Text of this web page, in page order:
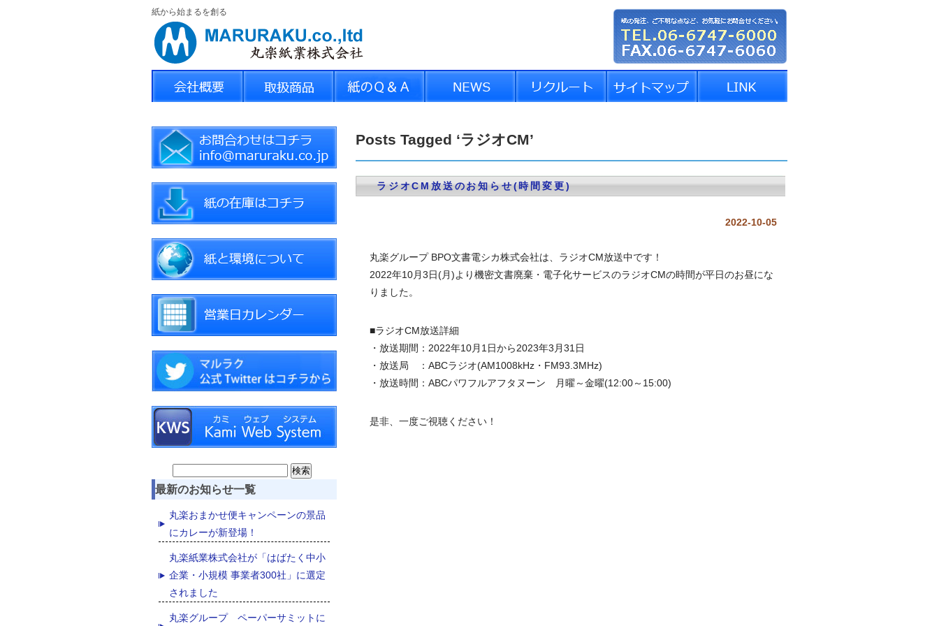
紙から始まるを創る
Posts Tagged ‘ラジオCM’
ラジオCM放送のお知らせ(時間変更)
2022-10-05
丸楽グループ BPO文書電シカ株式会社は、ラジオCM放送中です！
2022年10月3日(月)より機密文書廃棄・電子化サービスのラジオCMの時間が平日のお昼にな
りました。
■ラジオCM放送詳細
・放送期間：2022年10月1日から2023年3月31日
・放送局 ：ABCラジオ(AM1008kHz・FM93.3MHz)
・放送時間：ABCパワフルアフタヌーン 月曜～金曜(12:00～15:00)
是非、一度ご視聴ください！
for:
最新のお知らせ一覧
丸楽おまかせ便キャンペーンの景品
にカレーが新登場！
丸楽紙業株式会社が「はばたく中小
企業・小規模 事業者300社」に選定
されました
丸楽グループ ペーパーサミットに